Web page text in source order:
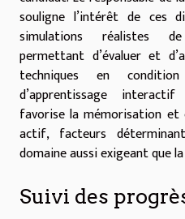
souligne l’intérêt de ces
simulations réalistes
permettant d’évaluer et
techniques en
d’apprentissage
favorise la mémorisation et
actif, facteurs
domaine aussi exigeant que
Suivi des